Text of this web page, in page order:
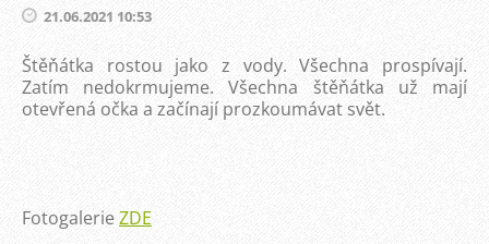
21.06.2021 10:53
Štěňátka rostou jako z vody. Všechna prospívají.
Zatím nedokrmujeme. Všechna štěňátka už mají
otevřená očka a začínají prozkoumávat svět.
FotogalerieZDE